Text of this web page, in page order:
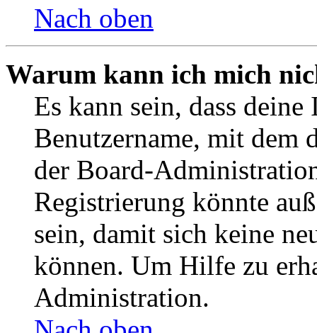
Nach oben
Warum kann ich mich
Es kann sein, dass
Benutzername, mit dem
der Board-
Registrierung könnte
sein, damit sich keine
können. Um Hilfe zu
Administration.